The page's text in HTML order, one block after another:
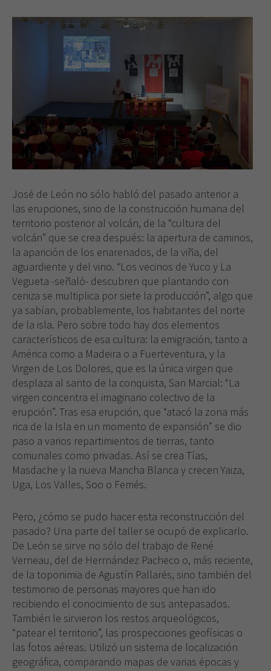
José de León no sólo habló del pasado anterior a
las erupciones, sino de la construcción humana del
territorio posterior al volcán, de la “cultura del
volcán” que se crea después: la apertura de caminos,
la aparición de los enarenados, de la viña, del
aguardiente y del vino. “Los vecinos de Yuco y La
Vegueta -señaló- descubren que plantando con
ceniza se multiplica por siete la producción”, algo que
ya sabían, probablemente, los habitantes del norte
de la isla. Pero sobre todo hay dos elementos
característicos de esa cultura: la emigración, tanto a
América como a Madeira o a Fuerteventura, y la
Virgen de Los Dolores, que es la única virgen que
desplaza al santo de la conquista, San Marcial: “La
virgen concentra el imaginario colectivo de la
erupción”. Tras esa erupción, que “atacó la zona más
rica de la Isla en un momento de expansión” se dio
paso a varios repartimientos de tierras, tanto
comunales como privadas. Así se crea Tías,
Masdache y la nueva Mancha Blanca y crecen Yaiza,
Uga, Los Valles, Soo o Femés.
Pero, ¿cómo se pudo hacer esta reconstrucción del
pasado? Una parte del taller se ocupó de explicarlo.
De León se sirve no sólo del trabajo de René
Verneau, del de Herrnández Pacheco o, más reciente,
de la toponimia de Agustín Pallarés, sino también del
testimonio de personas mayores que han ido
recibiendo el conocimiento de sus antepasados.
También le sirvieron los restos arqueológicos,
“patear el territorio”, las prospecciones geofísicas o
las fotos aéreas. Utilizó un sistema de localización
geográfica, comparando mapas de varias épocas y